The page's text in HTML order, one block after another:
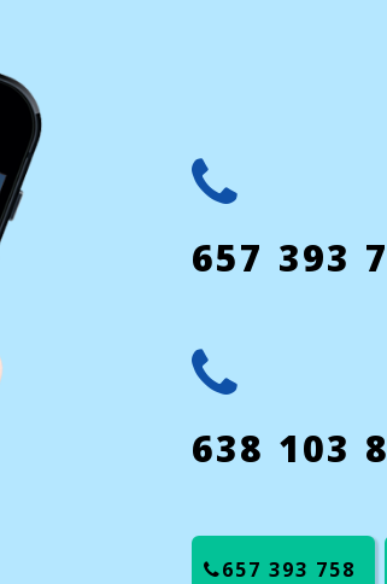
657 393
638 103
657 393 758